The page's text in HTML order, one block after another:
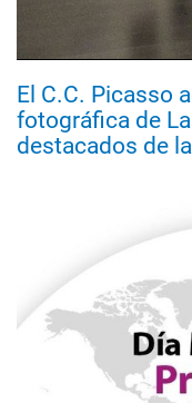
El C.C. Picasso
fotográfica de
destacados de